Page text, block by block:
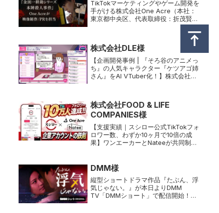
TikTokマーケティングやゲーム開発を
手がける株式会社One Acre（本社：
東京都中央区、代表取締役：折茂賢
成、以下「One Acre」）は、子会社
Drama（本社：東京都中央区、代表取
締役：金子光三朗、以下「One Acre
Short Drama」）と、株式会社
coly（本社：東京都港区、代表取締役
社長：中島杏奈）の新作ミステリーパ
ズルノベルゲーム『金田一耕助シリー
用ショートドラマの企画・制作を担当
いたしましたことをお知らせいたしま
株式会社DLE様
【企画開発事例 | 『そろ谷のアニメっ
ち』の人気キャラクター『ケツアゴ姉
さん』をAI VTuber化！】株式会社
ー）は、株式会社ディー・エル・イー
（以下DLE）と共同...
株式会社FOOD & LIFE
COMPANIES様
【支援実績｜スシロー公式TikTokフォ
ロワー数、わずか10ヶ月で10倍の成
果】ワンエーカーとNateeが共同制作
提供開始TikTokマーケティングやアカ
ウント運用...
DMM様
縦型ショートドラマ作品『たぶん、浮
気じゃない。』が本日よりDMM
TV「DMMショート」で配信開始！